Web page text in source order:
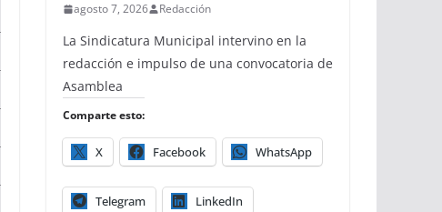
agosto 7, 2026 Redacción
La Sindicatura Municipal intervino en la
redacción e impulso de una convocatoria de
Asamblea
Comparte esto:
X Facebook WhatsApp
Telegram LinkedIn